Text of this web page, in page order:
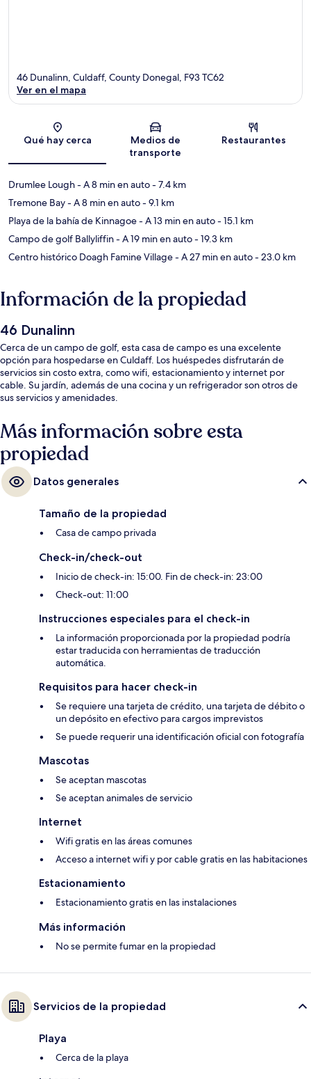
Sección del mapa
46 Dunalinn, Culdaff, County Donegal, F93 TC62
Ver en el mapa
Qué hay cerca
Medios de
transporte
Restaurantes
Drumlee Lough- A 8 min en auto- 7.4 km
Tremone Bay- A 8 min en auto- 9.1 km
Playa de la bahía de Kinnagoe- A 13 min en auto- 15.1 km
Campo de golf Ballyliffin- A 19 min en auto- 19.3 km
Centro histórico Doagh Famine Village- A 27 min en auto- 23.0 km
Información de la propiedad
46 Dunalinn
Cerca de un campo de golf, esta casa de campo es una excelente
opción para hospedarse en Culdaff. Los huéspedes disfrutarán de
servicios sin costo extra, como wifi, estacionamiento y internet por
cable. Su jardín, además de una cocina y un refrigerador son otros de
sus servicios y amenidades.
Más información sobre esta
propiedad
Datos generales
Tamaño de la propiedad
Casa de campo privada
Check-in/check-out
Inicio de check-in: 15:00. Fin de check-in: 23:00
Check-out: 11:00
Instrucciones especiales para el check-in
La información proporcionada por la propiedad podría
estar traducida con herramientas de traducción
automática.
Requisitos para hacer check-in
Se requiere una tarjeta de crédito, una tarjeta de débito o
un depósito en efectivo para cargos imprevistos
Se puede requerir una identificación oficial con fotografía
Mascotas
Se aceptan mascotas
Se aceptan animales de servicio
Internet
Wifi gratis en las áreas comunes
Acceso a internet wifi y por cable gratis en las habitaciones
Estacionamiento
Estacionamiento gratis en las instalaciones
Más información
No se permite fumar en la propiedad
Servicios de la propiedad
Playa
Cerca de la playa